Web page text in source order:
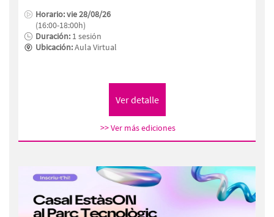
Horario: vie 28/08/26
(16:00-18:00h)
Duración: 1 sesión
Ubicación:Aula Virtual
>> Ver más ediciones